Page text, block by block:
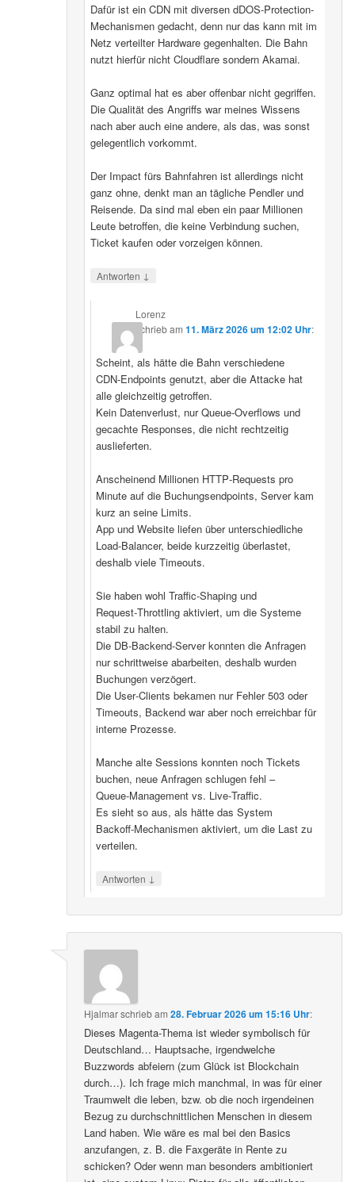
Dafür ist ein CDN mit diversen dDOS-Protection-
Mechanismen gedacht, denn nur das kann mit im
Netz verteilter Hardware gegenhalten. Die Bahn
nutzt hierfür nicht Cloudflare sondern Akamai.
Ganz optimal hat es aber offenbar nicht gegriffen.
Die Qualität des Angriffs war meines Wissens
nach aber auch eine andere, als das, was sonst
gelegentlich vorkommt.
Der Impact fürs Bahnfahren ist allerdings nicht
ganz ohne, denkt man an tägliche Pendler und
Reisende. Da sind mal eben ein paar Millionen
Leute betroffen, die keine Verbindung suchen,
Ticket kaufen oder vorzeigen können.
Antworten ↓
Lorenz
schriebam11. März 2026 um 12:02 Uhr:
Scheint, als hätte die Bahn verschiedene
CDN‑Endpoints genutzt, aber die Attacke hat
alle gleichzeitig getroffen.
Kein Datenverlust, nur Queue‑Overflows und
gecachte Responses, die nicht rechtzeitig
auslieferten.
Anscheinend Millionen HTTP‑Requests pro
Minute auf die Buchungsendpoints, Server kam
kurz an seine Limits.
App und Website liefen über unterschiedliche
Load‑Balancer, beide kurzzeitig überlastet,
deshalb viele Timeouts.
Sie haben wohl Traffic‑Shaping und
Request‑Throttling aktiviert, um die Systeme
stabil zu halten.
Die DB‑Backend-Server konnten die Anfragen
nur schrittweise abarbeiten, deshalb wurden
Buchungen verzögert.
Die User‑Clients bekamen nur Fehler 503 oder
Timeouts, Backend war aber noch erreichbar für
interne Prozesse.
Manche alte Sessions konnten noch Tickets
buchen, neue Anfragen schlugen fehl –
Queue‑Management vs. Live‑Traffic.
Es sieht so aus, als hätte das System
Backoff‑Mechanismen aktiviert, um die Last zu
verteilen.
Antworten ↓
Hjalmarschriebam28. Februar 2026 um 15:16 Uhr:
Dieses Magenta-Thema ist wieder symbolisch für
Deutschland… Hauptsache, irgendwelche
Buzzwords abfeiern (zum Glück ist Blockchain
durch…). Ich frage mich manchmal, in was für einer
Traumwelt die leben, bzw. ob die noch irgendeinen
Bezug zu durchschnittlichen Menschen in diesem
Land haben. Wie wäre es mal bei den Basics
anzufangen, z. B. die Faxgeräte in Rente zu
schicken? Oder wenn man besonders ambitioniert